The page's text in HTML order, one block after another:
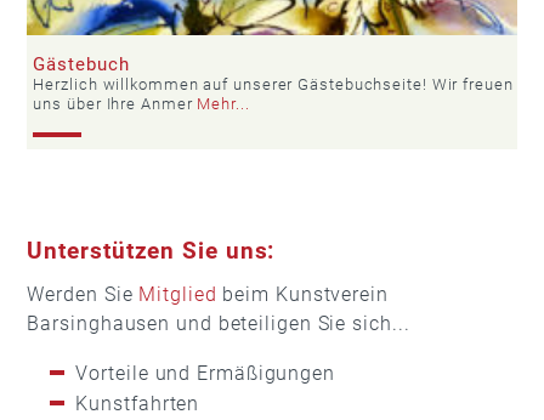
Gästebuch
Herzlich willkommen auf unserer Gästebuchseite! Wir freuen
uns über Ihre Anmer Mehr...
Unterstützen Sie uns:
Werden Sie Mitglied beim Kunstverein
Barsinghausen und beteiligen Sie sich...
Vorteile und Ermäßigungen
Kunstfahrten